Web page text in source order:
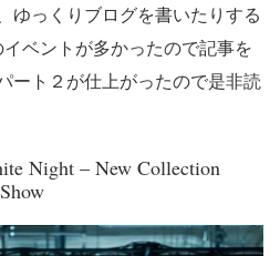
ゆっくりブログを書いたりする
ベントが多かったので記事を
ート２が仕上がったので是非読
Night – New Collection